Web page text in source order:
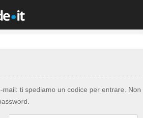
mail: ti spediamo un codice per entrare. Non